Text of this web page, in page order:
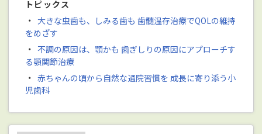
トピックス
・ 大きな虫歯も、しみる歯も 歯髄温存治療でQOLの維持
をめざす
・ 不調の原因は、顎かも 歯ぎしりの原因にアプローチす
る顎関節治療
・ 赤ちゃんの頃から自然な通院習慣を 成長に寄り添う小
児歯科